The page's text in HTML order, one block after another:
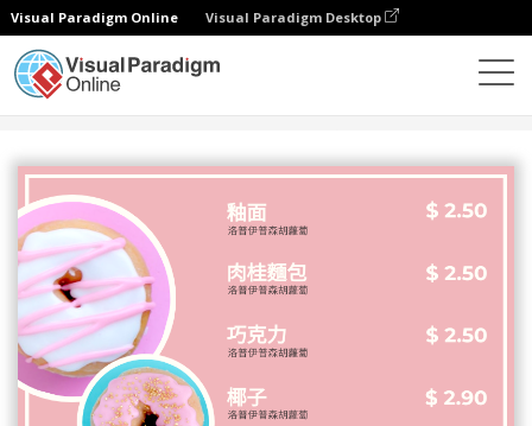
Visual Paradigm Online Visual Paradigm Desktop